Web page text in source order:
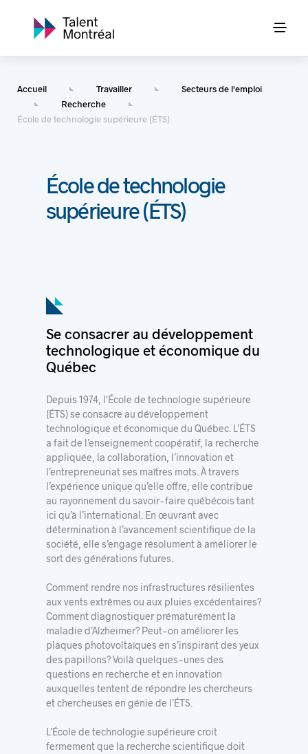
Accueil Travailler
Secteurs de l'emploi
Recherche
École de technologie supérieure (ÉTS)
École de technologie
supérieure (ÉTS)
Se consacrer au développement
technologique et économique du
Québec
Depuis 1974, l'École de technologie supérieure
(ÉTS) se consacre au développement
technologique et économique du Québec. L’ÉTS
a fait de l’enseignement coopératif, la recherche
appliquée, la collaboration, l’innovation et
l’entrepreneuriat ses maîtres mots. À travers
l’expérience unique qu’elle offre, elle contribue
au rayonnement du savoir-faire québécois tant
ici qu’à l’international. En œuvrant avec
détermination à l’avancement scientifique de la
société, elle s’engage résolument à améliorer le
sort des générations futures.
Comment rendre nos infrastructures résilientes
aux vents extrêmes ou aux pluies excédentaires?
Comment diagnostiquer prématurément la
maladie d’Alzheimer? Peut-on améliorer les
plaques photovoltaïques en s’inspirant des yeux
des papillons? Voilà quelques-unes des
questions en recherche et en innovation
auxquelles tentent de répondre les chercheurs
et chercheuses en génie de l’ÉTS.
L’École de technologie supérieure croit
fermement que la recherche scientifique doit